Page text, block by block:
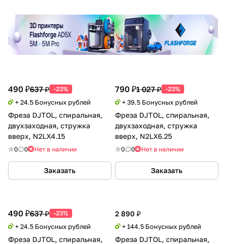
490 ₽637 ₽ -23%
+ 24.5 Бонусных рублей
Фреза DJTOL, спиральная,
двухзаходная, стружка
вверх, N2LX4.15
0 0 Нет в наличии
Заказать
790 ₽1 027 ₽ -23%
+ 39.5 Бонусных рублей
Фреза DJTOL, спиральная,
двухзаходная, стружка
вверх, N2LX6.25
0 0 Нет в наличии
Заказать
490 ₽637 ₽ -23%
+ 24.5 Бонусных рублей
Фреза DJTOL, спиральная,
2 890 ₽
+ 144.5 Бонусных рублей
Фреза DJTOL, спиральная,